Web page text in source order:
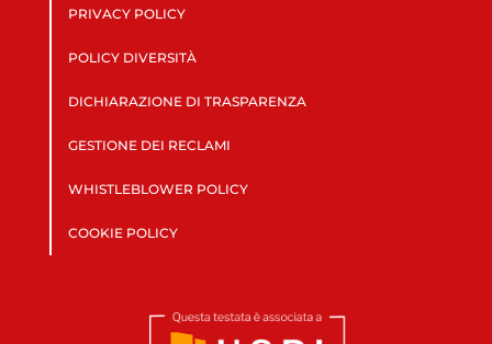
PRIVACY POLICY
POLICY DIVERSITÀ
DICHIARAZIONE DI TRASPARENZA
GESTIONE DEI RECLAMI
WHISTLEBLOWER POLICY
COOKIE POLICY